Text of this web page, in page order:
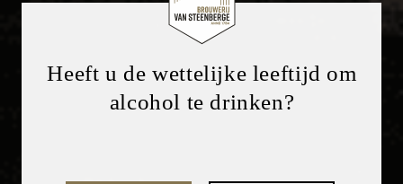
Heeft u de wettelijke leeftijd om
alcohol te drinken?